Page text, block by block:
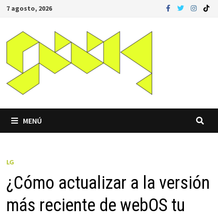
Saltar
contenido
7 agosto, 2026
MENÚ
LG
¿Cómo actualizar a la versión
más reciente de webOS tu